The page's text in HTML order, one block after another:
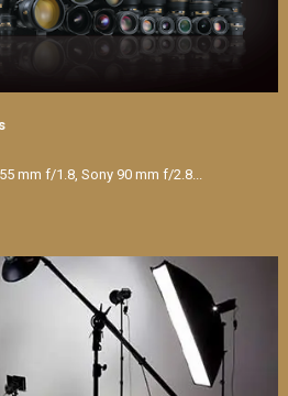
mm f/1.8, Sony 90 mm f/2.8...